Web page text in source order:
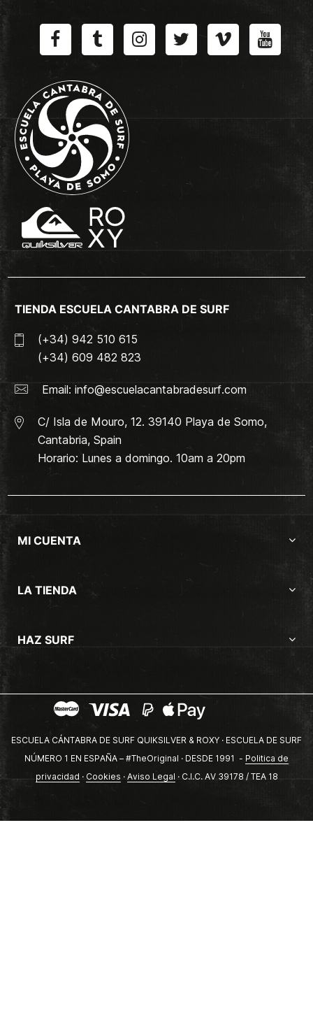
TIENDA ESCUELA CANTABRA DE SURF
(+34) 942 510 615
(+34) 609 482 823
Email: info@escuelacantabradesurf.com
C/ Isla de Mouro, 12. 39140 Playa de Somo,
Cantabria, Spain
Horario: Lunes a domingo. 10am a 20pm
MI CUENTA
LA TIENDA
HAZ SURF
ESCUELA CÁNTABRA DE SURF QUIKSILVER & ROXY · ESCUELA DE SURF
NÚMERO 1 EN ESPAÑA – #TheOriginal · DESDE 1991 - Politica de
privacidad · Cookies · Aviso Legal · C.I.C. AV 39178 / TEA 18